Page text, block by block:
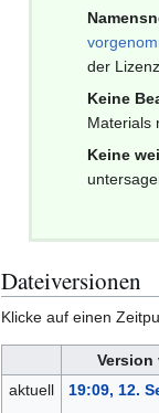
der
Keine
Materials
Keine
Dateiversionen
Klicke auf einen
Version
aktuell
19:09, 12.